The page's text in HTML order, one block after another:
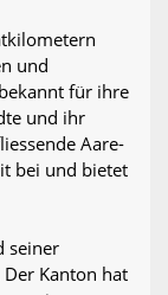
und
für ihre
und ihr
Aare-
bei und bietet
seiner
Der Kanton hat